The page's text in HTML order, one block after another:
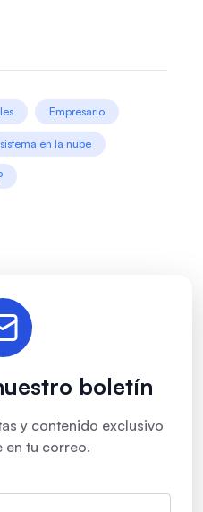
Empresario
sistema en la nube
boletín
y contenido exclusivo
en tu correo.